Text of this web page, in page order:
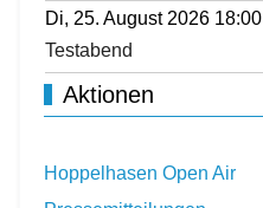
Di, 25. August 2026 18:00
Testabend
Aktionen
Hoppelhasen Open Air